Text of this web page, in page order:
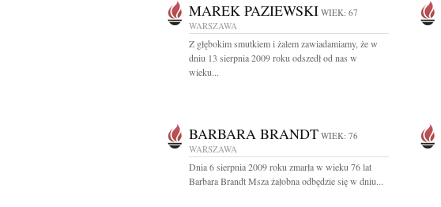
MAREK PAZIEWSKI WIEK: 67
WARSZAWA
Z głębokim smutkiem i żalem zawiadamiamy, że w
dniu 13 sierpnia 2009 roku odszedł od nas w
wieku...
BARBARA BRANDT WIEK: 76
WARSZAWA
Dnia 6 sierpnia 2009 roku zmarła w wieku 76 lat
Barbara Brandt Msza żałobna odbędzie się w dniu...